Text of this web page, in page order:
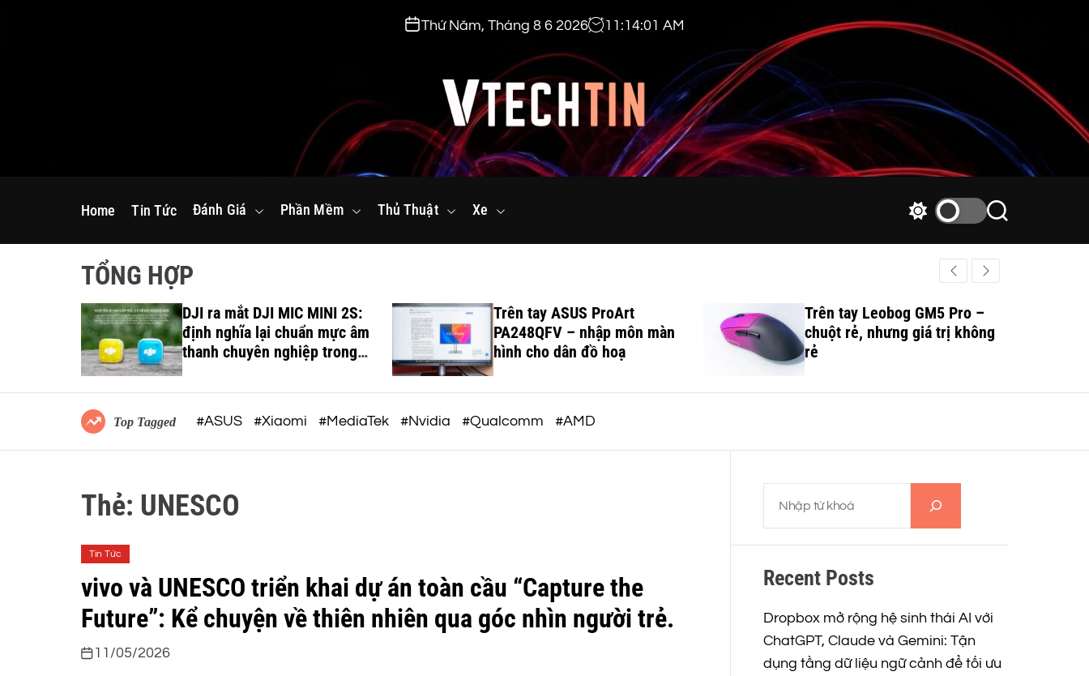
Thứ Năm, Tháng 8 6 2026 11 :14:02 AM
v
e
i
n
.
c
o
m
Home Tin Tức Đánh Giá Phần Mềm Thủ Thuật Xe
h
c
o
r
d
S
r
TỔNG HỢP
DJI ra mắt DJI MIC MINI 2S:
định nghĩa lại chuẩn mực âm
thanh chuyên nghiệp trong
thiết kế siêu nhẹ 12Gram và
khả năng ghi âm 32-BIT FLOAT
Trên tay ASUS ProArt
PA248QFV – nhập môn màn
hình cho dân đồ hoạ
Trên tay Leobog GM5 Pro –
chuột rẻ, nhưng giá trị không
rẻ
Top Tagged #ASUS #Xiaomi #MediaTek #Nvidia #Qualcomm #AMD
Thẻ: UNESCO
Tin Tức
vivo và UNESCO triển khai dự án toàn cầu “Capture the
Future”: Kể chuyện về thiên nhiên qua góc nhìn người trẻ.
11/05/2026
m
i
m
Recent Posts
Dropbox mở rộng hệ sinh thái AI với
ChatGPT, Claude và Gemini: Tận
dụng tầng dữ liệu ngữ cảnh để tối ưu